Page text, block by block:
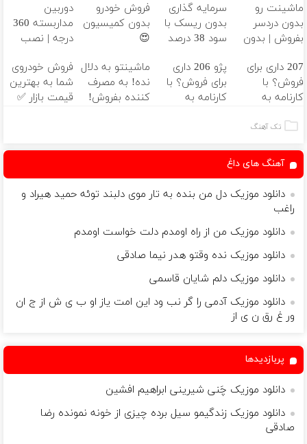
ماشینت رو
بدون دردسر
بفروش | بدون
سرمایه گذاری
بدون ریسک با
سود 38 درصد
فروش خودرو
بدون کمیسیون
😍
دوربین
مداربسته 360
درجه | نصب
207 داری برای
فروش؟ با
کارنامه به
بفروش!
پژو 206 داری
برای فروش؟ با
کارنامه به
ماشینتو به دلال
نده! به مصرف
کننده بفروش!
فروش خودروی
شما به بهترین
قیمت بازار ✅
تک آهنگ
آهنگ های داغ
دانلود موزیک دل من بنده به تار موی دلبند توئه حمید هیراد و
راغب
دانلود موزیک من از راه اومدم دلت خواست اومدم
دانلود موزیک نده وقتو هدر نیما صادقی
دانلود موزیک دلم شایان قاسمی
دانلود موزیک آدمی را گر نب ود این امت یاز او ب ی ش از ج ان
ور غ رق ن ی از
پربازدیدها
دانلود موزیک چَنی شیرینی ابراهیم افشین
دانلود موزیک زندگیمو سیل برده چیزی از خونه نمونده رضا
صادقی